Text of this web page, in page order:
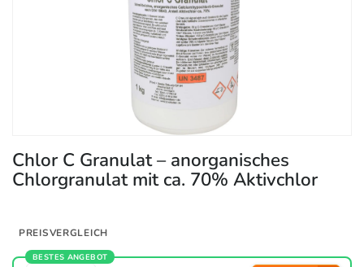
Chlor C Granulat – anorganisches
Chlorgranulat mit ca. 70% Aktivchlor
PREISVERGLEICH
BESTES ANGEBOT